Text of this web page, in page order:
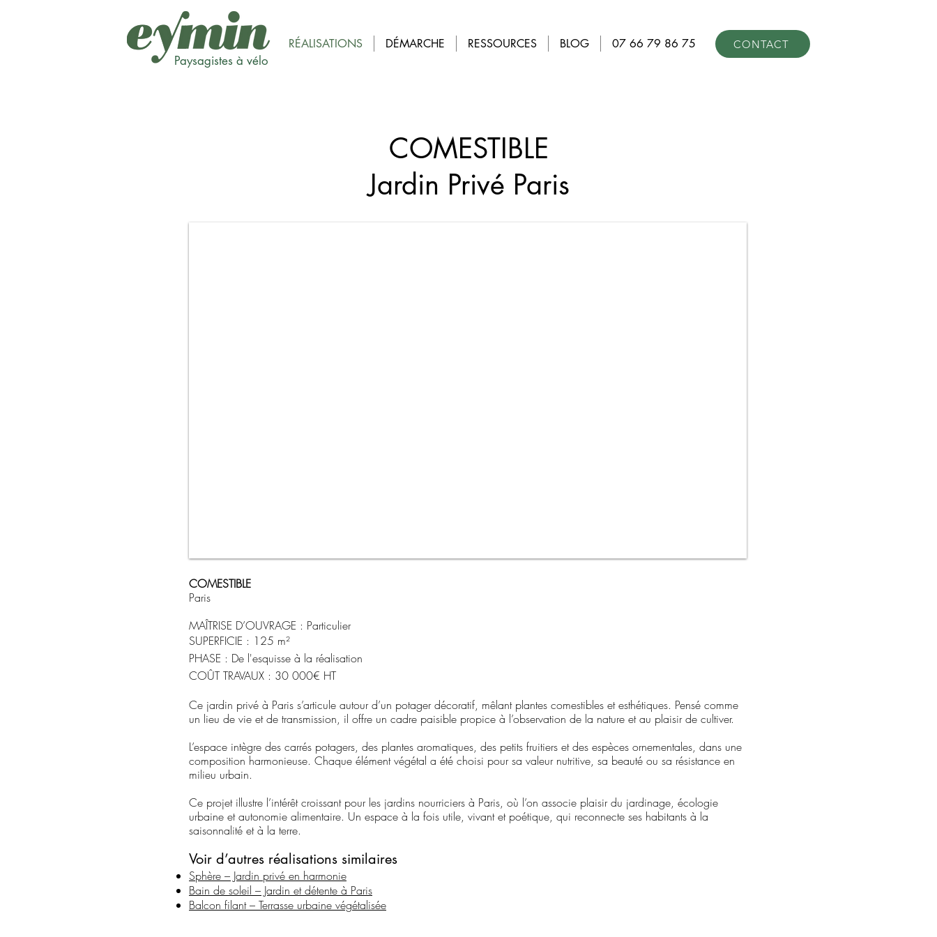
RÉALISATIONS DÉMARCHE RESSOURCES BLOG 07 66 79 86 75
Paysagistes à vélo
CONTACT
COMESTIBLE
Jardin Privé Paris
COMESTIBLE
Paris
MAÎTRISE D’OUVRAGE : Particulier
SUPERFICIE : 125 m²
PHASE : De l'esquisse à la réalisation
COÛT TRAVAUX : 30 000€ HT
Ce jardin privé à Paris s’articule autour d’un potager décoratif, mêlant plantes comestibles et esthétiques. Pensé comme
un lieu de vie et de transmission, il offre un cadre paisible propice à l’observation de la nature et au plaisir de cultiver.
L’espace intègre des carrés potagers, des plantes aromatiques, des petits fruitiers et des espèces ornementales, dans une
composition harmonieuse. Chaque élément végétal a été choisi pour sa valeur nutritive, sa beauté ou sa résistance en
milieu urbain.
Ce projet illustre l’intérêt croissant pour les jardins nourriciers à Paris, où l’on associe plaisir du jardinage, écologie
urbaine et autonomie alimentaire. Un espace à la fois utile, vivant et poétique, qui reconnecte ses habitants à la
saisonnalité et à la terre.
Voir d’autres réalisations similaires
Sphère – Jardin privé en harmonie
Bain de soleil – Jardin et détente à Paris
Balcon filant – Terrasse urbaine végétalisée